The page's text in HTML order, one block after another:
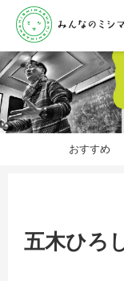
おすすめ
五木ひろ